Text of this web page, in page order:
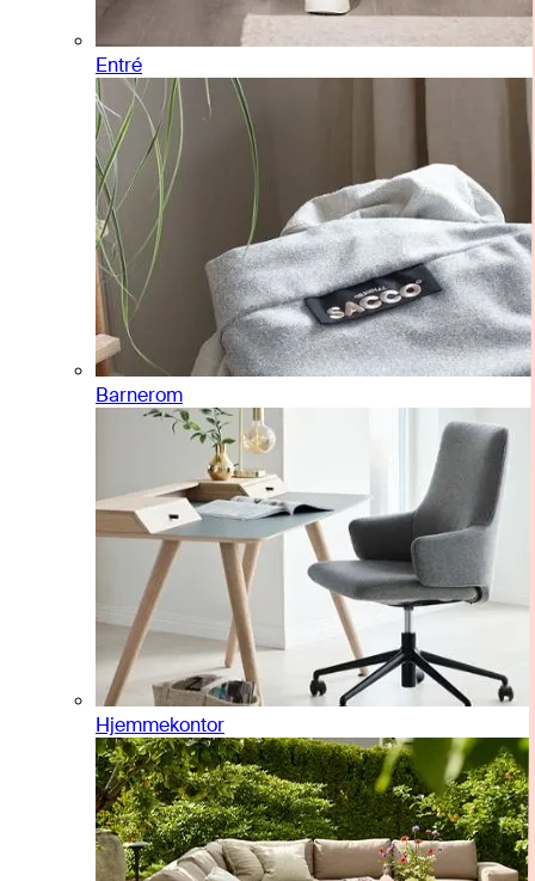
Entré
Barnerom
Hjemmekontor